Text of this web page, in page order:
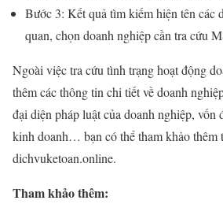
Bước 3: Kết quả tìm kiếm hiện tên các
quan, chọn doanh nghiệp cần tra cứu
Ngoài việc tra cứu tình trạng hoạt động
thêm các thông tin chi tiết về doanh
đại diện pháp luật của doanh nghiệp, vốn
kinh doanh… bạn có thể tham khảo thêm
dichvuketoan.online.
Tham khảo thêm: